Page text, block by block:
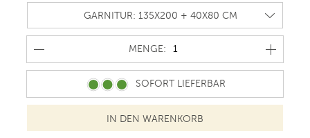
MENGE: MENGE
SOFORT LIEFERBAR